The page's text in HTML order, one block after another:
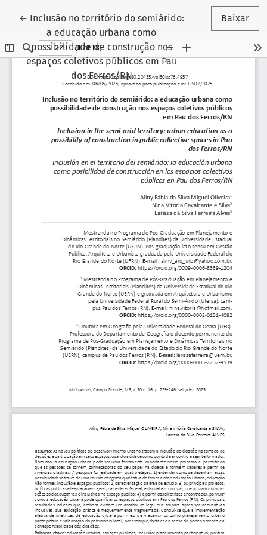
← Voltar aos Detalhes do Artigo
Inclusão no território do semiárido:
a educação urbana como
possibilidade de construção nos
espaços coletivos públicos em Pau
dos Ferros/RN
Baixar